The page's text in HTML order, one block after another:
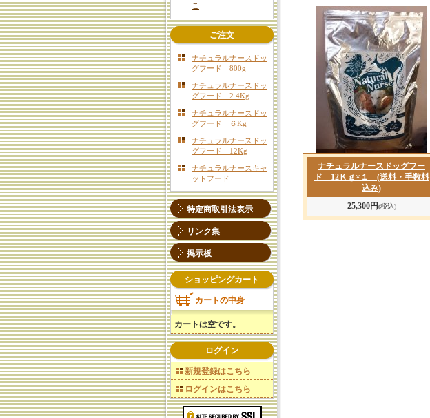
こ
ご注文
ナチュラルナースドッ
グフード 800g
ナチュラルナースドッ
グフード 2.4Kg
ナチュラルナースドッ
グフード ６Kg
ナチュラルナースドッ
グフード 12Kg
ナチュラルナースキャ
ットフード
特定商取引法表示
リンク集
掲示板
ショッピングカート
カートの中身
カートは空です。
ログイン
新規登録はこちら
ログインはこちら
ナチュラルナースドッグフー
ド 12Ｋｇ×１ (送料・手数料
込み)
25,300円(税込)